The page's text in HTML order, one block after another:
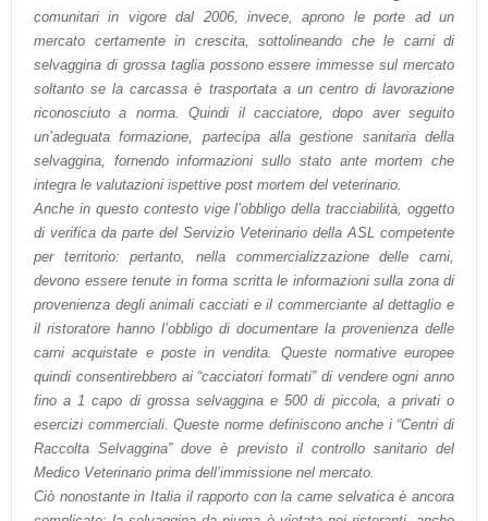
comunitari in vigore dal 2006, invece, aprono le porte ad un
mercato certamente in crescita, sottolineando che le carni di
selvaggina di grossa taglia possono essere immesse sul mercato
soltanto se la carcassa è trasportata a un centro di lavorazione
riconosciuto a norma. Quindi il cacciatore, dopo aver seguito
un’adeguata formazione, partecipa alla gestione sanitaria della
selvaggina, fornendo informazioni sullo stato ante mortem che
integra le valutazioni ispettive post mortem del veterinario.
Anche in questo contesto vige l’obbligo della tracciabilità, oggetto
di verifica da parte del Servizio Veterinario della ASL competente
per territorio: pertanto, nella commercializzazione delle carni,
devono essere tenute in forma scritta le informazioni sulla zona di
provenienza degli animali cacciati e il commerciante al dettaglio e
il ristoratore hanno l’obbligo di documentare la provenienza delle
carni acquistate e poste in vendita. Queste normative europee
quindi consentirebbero ai “cacciatori formati” di vendere ogni anno
fino a 1 capo di grossa selvaggina e 500 di piccola, a privati o
esercizi commerciali. Queste norme definiscono anche i “Centri di
Raccolta Selvaggina” dove è previsto il controllo sanitario del
Medico Veterinario prima dell’immissione nel mercato.
Ciò nonostante in Italia il rapporto con la carne selvatica è ancora